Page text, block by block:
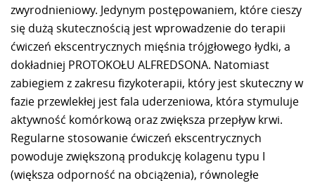
zwyrodnieniowy. Jedynym postępowaniem, które cieszy
się dużą skutecznością jest wprowadzenie do terapii
ćwiczeń ekscentrycznych mięśnia trójgłowego łydki, a
dokładniej PROTOKOŁU ALFREDSONA. Natomiast
zabiegiem z zakresu fizykoterapii, który jest skuteczny w
fazie przewlekłej jest fala uderzeniowa, która stymuluje
aktywność komórkową oraz zwiększa przepływ krwi.
Regularne stosowanie ćwiczeń ekscentrycznych
powoduje zwiększoną produkcję kolagenu typu I
(większa odporność na obciążenia), równoległe